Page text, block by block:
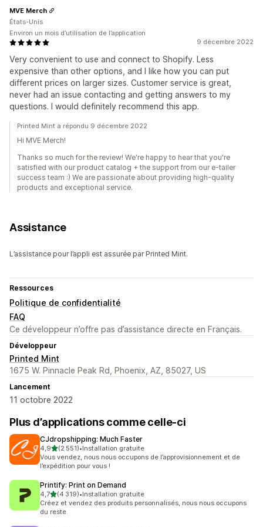
9 décembre 2022
Very convenient to use and connect to Shopify. Less
expensive than other options, and I like how you can put
different prices on larger sizes. Customer service is great,
never had an issue contacting and getting answers to my
questions. I would definitely recommend this app.
MVE Merch
États-Unis
Environ un mois d’utilisation de l’application
Printed Mint a répondu 9 décembre 2022
Hi MVE Merch!
Thanks so much for the review! We're happy to hear that you're
satisfied with our product catalog + the support from our e-tailer
success team :) We are passionate about providing high-quality
products and exceptional service.
Assistance
L’assistance pour l’appli est assurée par Printed Mint.
Ressources
Politique de confidentialité
FAQ
Ce développeur n’offre pas d’assistance directe en Français.
Développeur
Printed Mint
1675 W. Pinnacle Peak Rd, Phoenix, AZ, 85027, US
Lancement
11 octobre 2022
Plus d’applications comme celle-ci
CJdropshipping: Much Faster
4,9étoile(s) sur 5
(2 551)
2551 avis au total
•Installation gratuite
Vous vendez, nous nous occupons de l’approvisionnement et de
l’expédition pour vous !
Printify: Print on Demand
4,7étoile(s) sur 5
(4 319)
4319 avis au total
•Installation gratuite
Créez et vendez des produits personnalisés, nous nous occupons
du reste.